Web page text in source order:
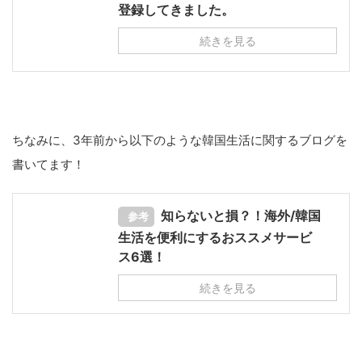
登録してきました。
続きを見る
ちなみに、3年前から以下のような韓国生活に関するブログを
書いてます！
参考
知らないと損？！海外/韓国
生活を便利にするおススメサービ
ス6選！
続きを見る